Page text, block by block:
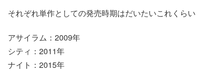
それぞれ単作としての発売時期はだいたいこれくらい
アサイラム：2009年
シティ：2011年
ナイト：2015年